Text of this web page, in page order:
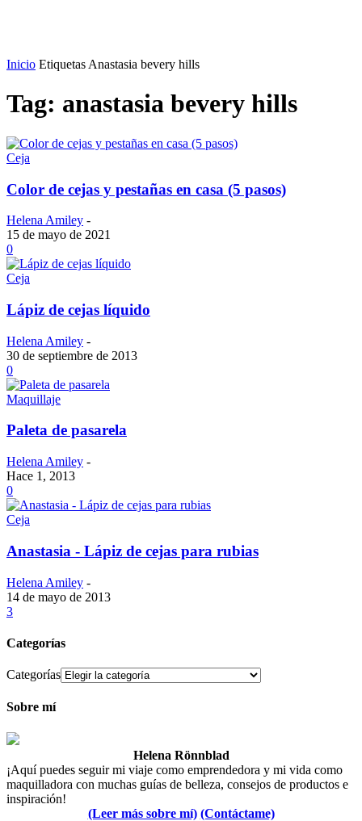
Inicio Etiquetas Anastasia bevery hills
Tag: anastasia bevery hills
Ceja
Color de cejas y pestañas en casa (5 pasos)
Helena Amiley -
15 de mayo de 2021
0
Ceja
Lápiz de cejas líquido
Helena Amiley -
30 de septiembre de 2013
0
Maquillaje
Paleta de pasarela
Helena Amiley -
Hace 1, 2013
0
Ceja
Anastasia - Lápiz de cejas para rubias
Helena Amiley -
14 de mayo de 2013
3
Categorías
Categorías
Sobre mí
Helena Rönnblad
¡Aquí puedes seguir mi viaje como emprendedora y mi vida como
maquilladora con muchas guías de belleza, consejos de productos e
inspiración!
(Leer más sobre mí) (Contáctame)